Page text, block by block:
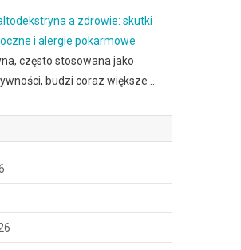
a zdrowie: skutki
i alergie pokarmowe
często stosowana jako
budzi coraz większe …